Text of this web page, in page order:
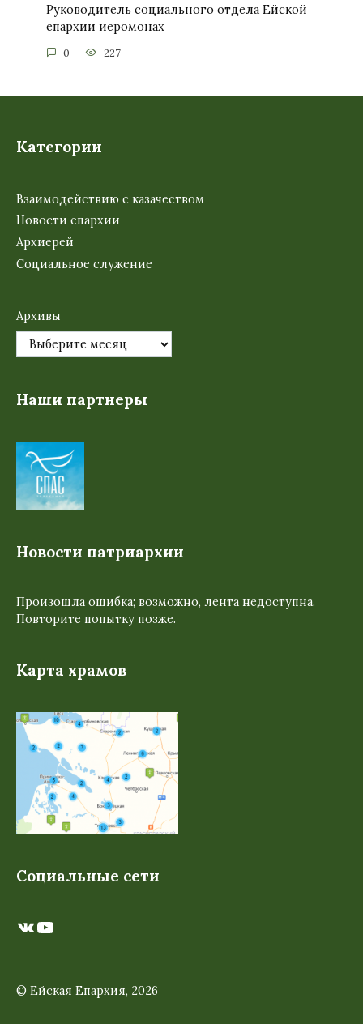
Руководитель социального отдела Ейской
епархии иеромонах
0 227
Категории
Взаимодействию с казачеством
Новости епархии
Архиерей
Социальное служение
Архивы
Наши партнеры
Новости патриархии
Произошла ошибка; возможно, лента недоступна.
Повторите попытку позже.
Карта храмов
Социальные сети
ВКонтакте
YouTube
© Ейская Епархия, 2026